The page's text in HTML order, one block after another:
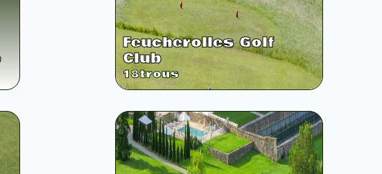
Feucherolles Golf
Club
18trous